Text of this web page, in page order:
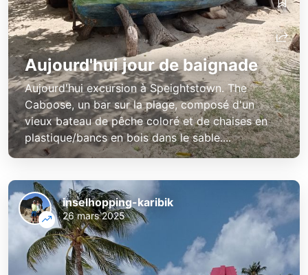
Aujourd'hui jour de baignade
Aujourd'hui excursion à Speightstown. The
Caboose, un bar sur la plage, composé d'un
vieux bateau de pêche coloré et de chaises en
plastique/bancs en bois dans le sable....
inselhopping-karibik
26 mars 2025